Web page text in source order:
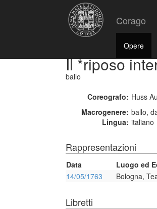
Corago
Opere
Il *riposo
ballo
Coreografo: Huss
Macrogenere: ballo,
Lingua: italiano
Rappresentazioni
Data
Luogo ed
14/05/1763
Bologna,
Libretti